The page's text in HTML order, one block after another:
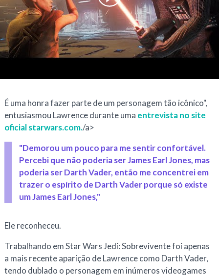
É uma honra fazer parte de um personagem tão icônico",
entusiasmou Lawrence durante uma entrevista no site
oficial starwars.com./a>
"Demorou um pouco para me sentir confortável.
Percebi que não poderia ser James Earl Jones, mas
poderia ser Darth Vader, então me concentrei em
trazer o espírito de Darth Vader porque só existe
um James Earl Jones,"
Ele reconheceu.
Trabalhando emStar Wars Jedi: Sobreviventefoi apenas
a mais recente aparição de Lawrence como Darth Vader,
tendo dublado o personagem em inúmeros videogames